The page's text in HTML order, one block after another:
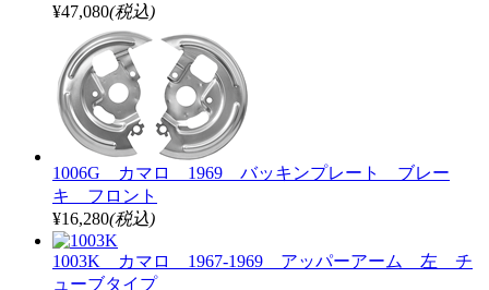
¥47,080(税込)
1006G カマロ 1969 バッキンプレート ブレー
キ フロント
¥16,280(税込)
1003K カマロ 1967-1969 アッパーアーム 左 チ
ューブタイプ